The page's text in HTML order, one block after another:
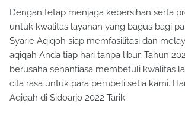
Dengan tetap menjaga kebersihan serta
untuk kwalitas layanan yang bagus bagi
Syarie Aqiqoh siap memfasilitasi dan
aqiqah Anda tiap hari tanpa libur. Tahun
berusaha senantiasa membetuli kwalitas
cita rasa untuk para pembeli setia kami.
Aqiqah di Sidoarjo 2022 Tarik